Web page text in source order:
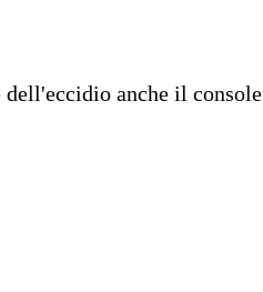
anche il console